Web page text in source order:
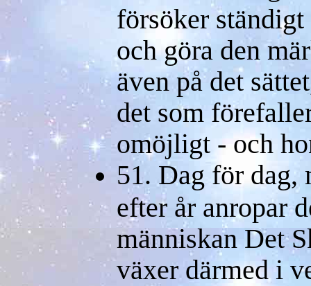
försöker
och göra den
även på det
det som
omöjligt - och
51. Dag för dag,
efter år anropar
människan Det
växer därmed i